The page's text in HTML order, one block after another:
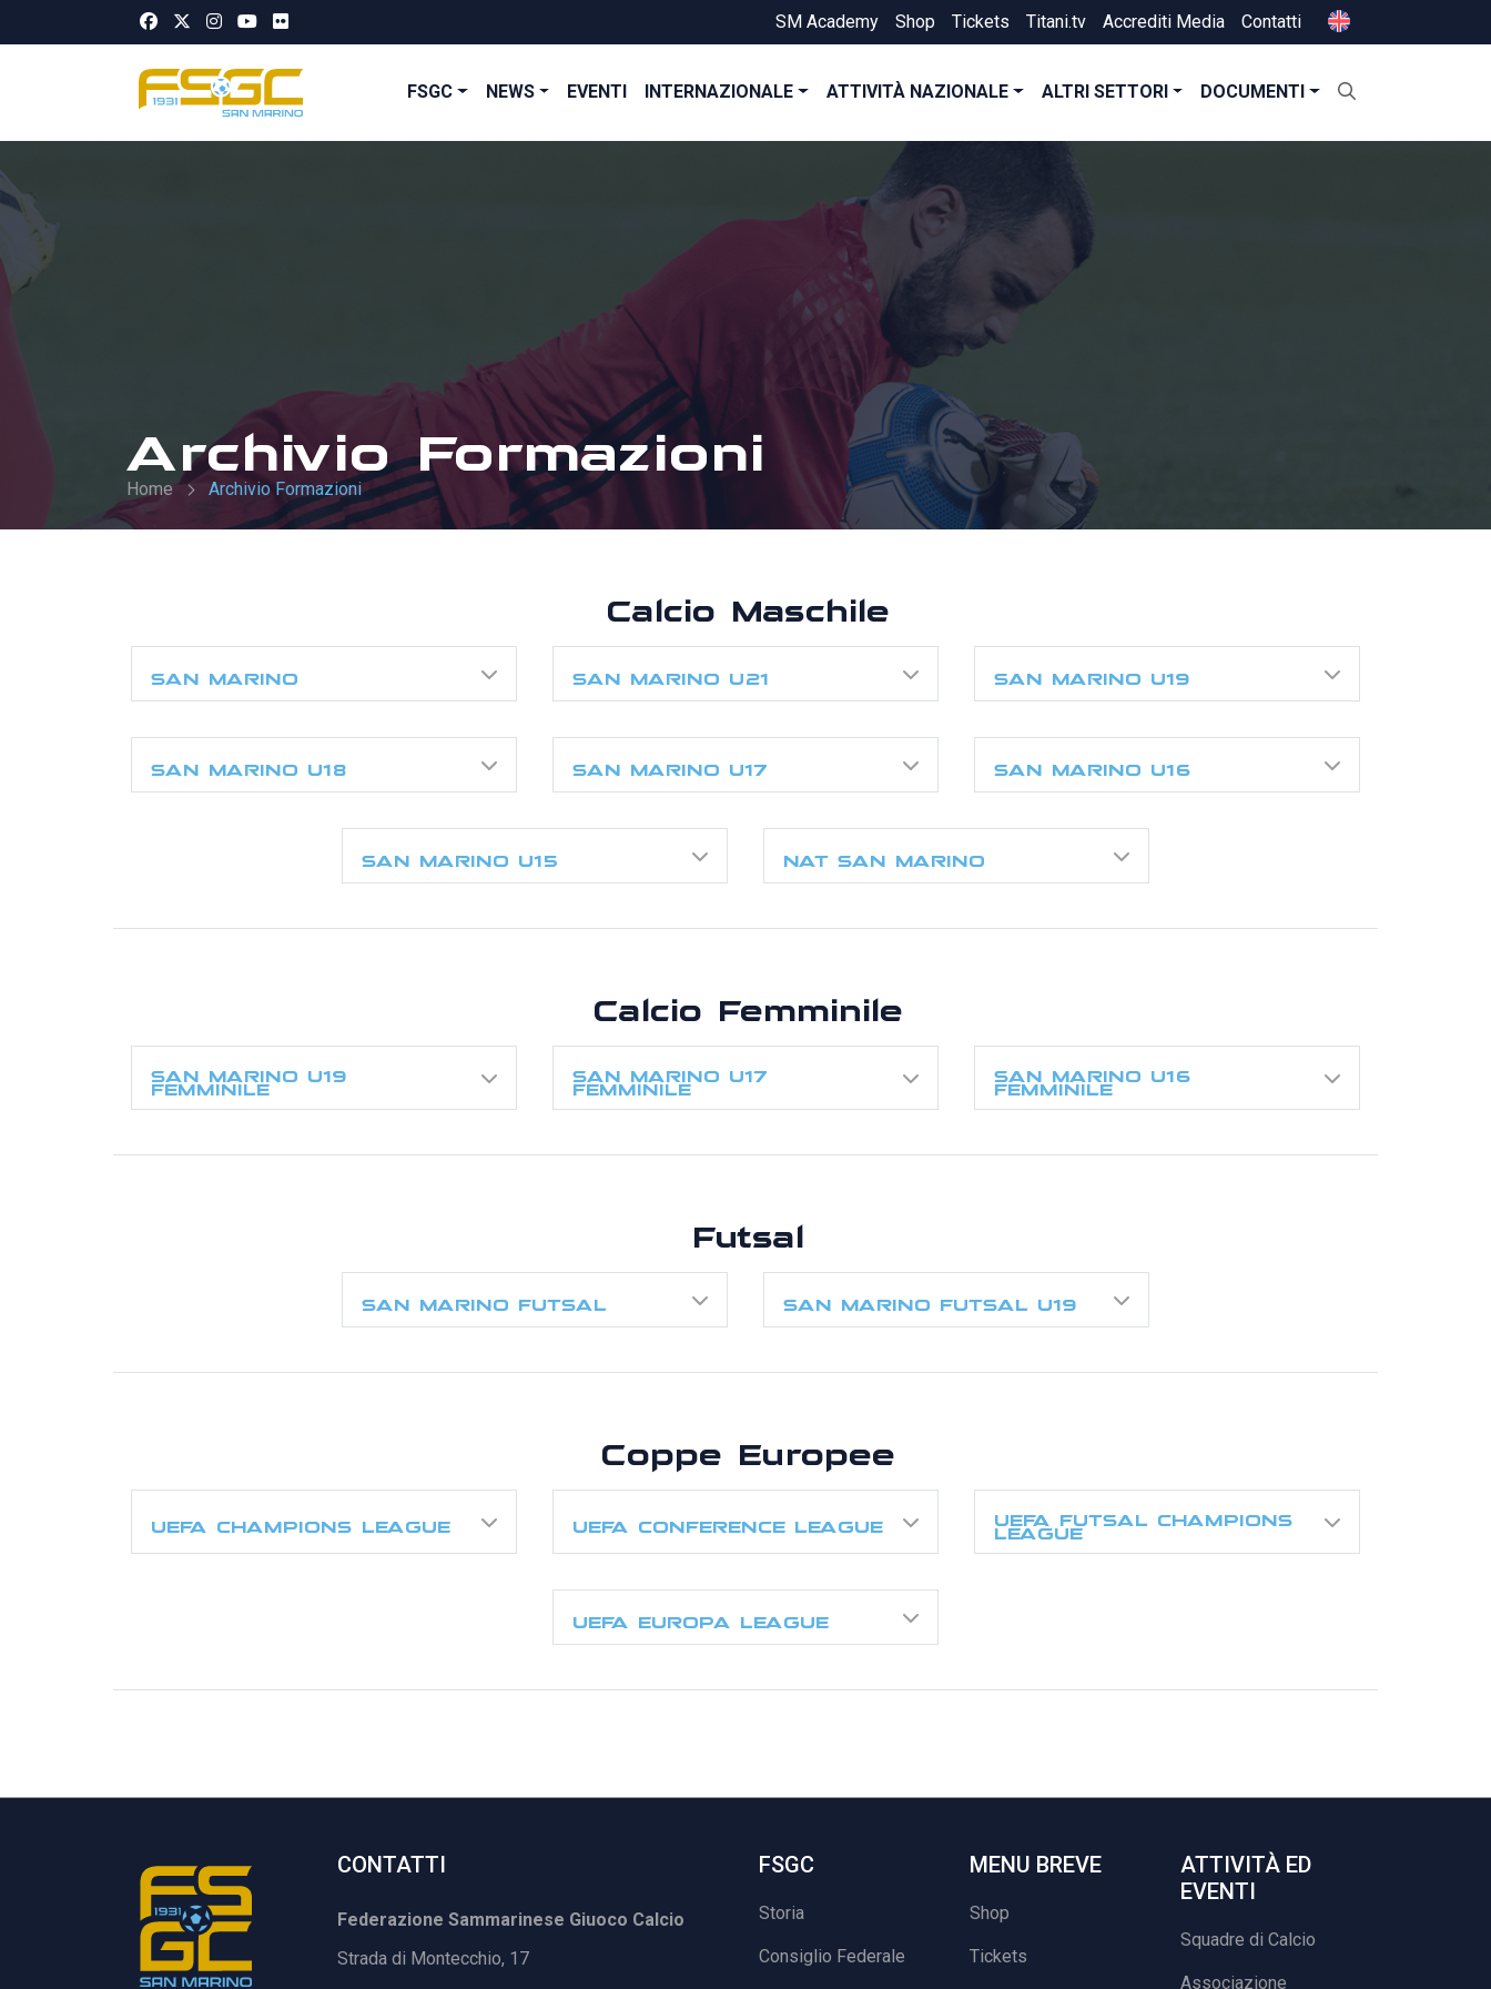
SM Academy Shop Tickets Titani.tv Accrediti Media Contatti
FSGC NEWS EVENTI INTERNAZIONALE ATTIVITÀ NAZIONALE ALTRI SETTORI DOCUMENTI
Archivio Formazioni
Home Archivio Formazioni
Calcio Maschile
SAN MARINO SAN MARINO U21 SAN MARINO U19
SAN MARINO U18 SAN MARINO U17 SAN MARINO U16
SAN MARINO U15 NAT SAN MARINO
Calcio Femminile
SAN MARINO U19
FEMMINILE
SAN MARINO U17
FEMMINILE
SAN MARINO U16
FEMMINILE
Futsal
SAN MARINO FUTSAL SAN MARINO FUTSAL U19
Coppe Europee
UEFA CHAMPIONS LEAGUE UEFA CONFERENCE LEAGUE
UEFA FUTSAL CHAMPIONS
LEAGUE
UEFA EUROPA LEAGUE
CONTATTI
Federazione Sammarinese Giuoco Calcio
Strada di Montecchio, 17
FSGC
Storia
Consiglio Federale
MENU BREVE
Shop
Tickets
ATTIVITÀ ED
EVENTI
Squadre di Calcio
Associazione